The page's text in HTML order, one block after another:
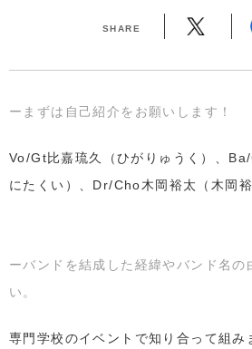
SHARE
ーまずは自己紹介をお願いします！
Vo/Gt比嘉琉久（ひがりゅうく）、
にたくい）、Dr/Cho木岡裕太（木岡
ーバンドを結成した経緯やバンド名の
い。
専門学校のイベントで知り合って組み